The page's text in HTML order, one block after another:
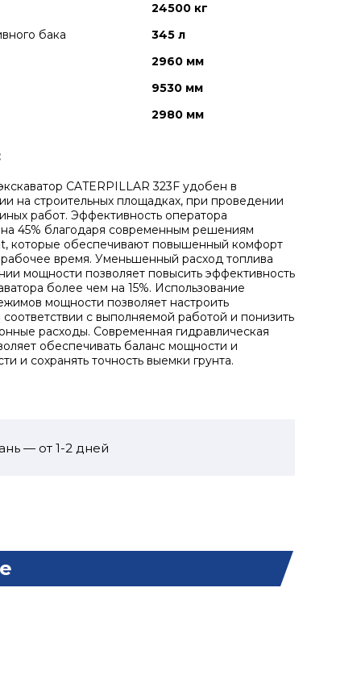
24500 кг
бака
345 л
2960 мм
9530 мм
2980 мм
CATERPILLAR 323F удобен в
на строительных площадках, при проведении
работ. Эффективность оператора
45% благодаря современным решениям
которые обеспечивают повышенный комфорт
время. Уменьшенный расход топлива
мощности позволяет повысить эффективность
более чем на 15%. Использование
мощности позволяет настроить
соответствии с выполняемой работой и понизить
расходы. Современная гидравлическая
обеспечивать баланс мощности и
и сохранять точность выемки грунта.
— от 1-2 дней